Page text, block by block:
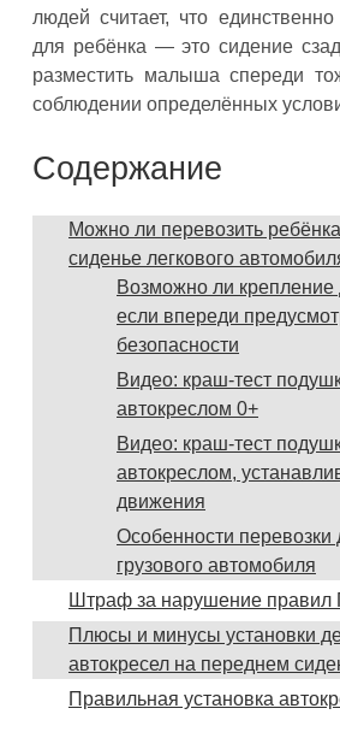
людей считает, что
для ребёнка — это сидение
разместить малыша спереди
соблюдении определённых
Содержание
Можно ли перевозить
сиденье легкового
Возможно ли крепление
если впереди
безопасности
Видео: краш-тест
автокреслом 0+
Видео: краш-тест
автокреслом,
движения
Особенности перевозки
грузового автомобиля
Штраф за нарушение
Плюсы и минусы установки
автокресел на переднем
Правильная установка